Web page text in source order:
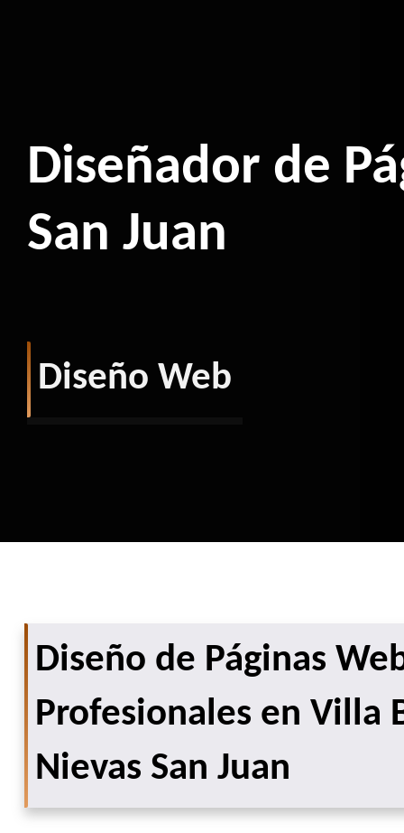
Diseñador de
San Juan
Diseño Web
Diseño de Páginas
Profesionales en Villa
Nievas San Juan